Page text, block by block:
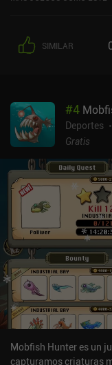
SIMILAR
#4
Deportes
Gratis
Mobfish Hunter es un
capturamos criaturas